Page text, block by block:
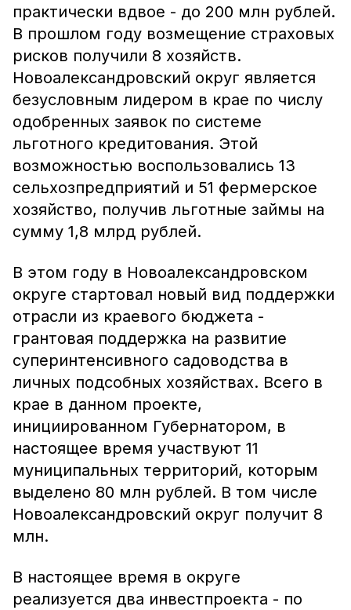
практически вдвое - до 200 млн рублей.
В прошлом году возмещение страховых
рисков получили 8 хозяйств.
Новоалександровский округ является
безусловным лидером в крае по числу
одобренных заявок по системе
льготного кредитования. Этой
возможностью воспользовались 13
сельхозпредприятий и 51 фермерское
хозяйство, получив льготные займы на
сумму 1,8 млрд рублей.
В этом году в Новоалександровском
округе стартовал новый вид поддержки
отрасли из краевого бюджета -
грантовая поддержка на развитие
суперинтенсивного садоводства в
личных подсобных хозяйствах. Всего в
крае в данном проекте,
инициированном Губернатором, в
настоящее время участвуют 11
муниципальных территорий, которым
выделено 80 млн рублей. В том числе
Новоалександровский округ получит 8
млн.
В настоящее время в округе
реализуется два инвестпроекта - по